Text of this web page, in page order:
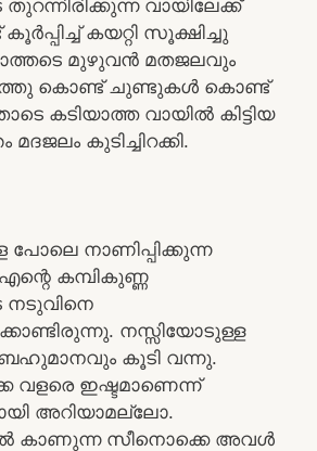
വായിലേക്ക്
കയറ്റി സൂക്ഷിച്ചു
മുഴുവൻ മതജലവും
കൊണ്ട് ചുണ്ടുകൾ കൊണ്ട്
കടിയാത്ത വായിൽ കിട്ടിയ
കുടിച്ചിറക്കി.
നാണിപ്പിക്കുന്ന
കമ്പികുണ്ണ
നടുവിനെ
നസ്സിയോടുള്ള
ബഹുമാനവും കൂടി വന്നു.
വളരെ ഇഷ്ടമാണെന്ന്
അറിയാമല്ലോ.
കാണുന്ന സീനൊക്കെ അവൾ